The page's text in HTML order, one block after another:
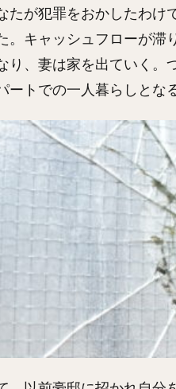
たが犯罪をおかしたわけ
。キャッシュフローが滞
り、妻は家を出ていく。
ートでの一人暮らしとなる